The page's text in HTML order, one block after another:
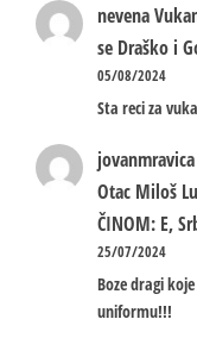
nevena
se Draško i
05/08/2024
Sta reci za
jovanmravica
Otac Miloš
ČINOM: E,
25/07/2024
Boze dragi
uniformu!!!